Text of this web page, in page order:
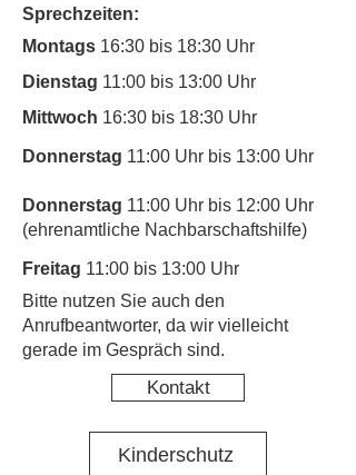
Sprechzeiten:
Montags 16:30 bis 18:30 Uhr
Dienstag 11:00 bis 13:00 Uhr
Mittwoch 16:30 bis 18:30 Uhr
Donnerstag 11:00 Uhr bis 13:00 Uhr
Donnerstag 11:00 Uhr bis 12:00 Uhr
(ehrenamtliche Nachbarschaftshilfe)
Freitag 11:00 bis 13:00 Uhr
​Bitte nutzen Sie auch den
Anrufbeantworter, da wir vielleicht
gerade im Gespräch sind.
Kontakt
Kinderschutz